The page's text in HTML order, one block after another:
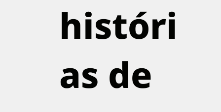
históri
as de